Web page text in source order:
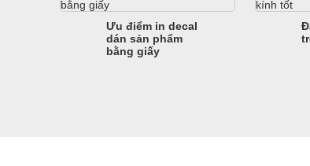
Ưu điểm in decal
dán sản phẩm
bằng giấy